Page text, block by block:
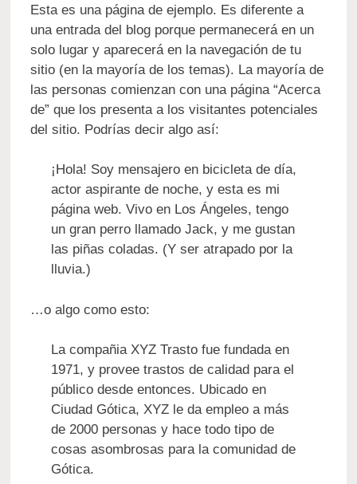
Esta es una página de ejemplo. Es diferente a
una entrada del blog porque permanecerá en un
solo lugar y aparecerá en la navegación de tu
sitio (en la mayoría de los temas). La mayoría de
las personas comienzan con una página “Acerca
de” que los presenta a los visitantes potenciales
del sitio. Podrías decir algo así:
¡Hola! Soy mensajero en bicicleta de día,
actor aspirante de noche, y esta es mi
página web. Vivo en Los Ángeles, tengo
un gran perro llamado Jack, y me gustan
las piñas coladas. (Y ser atrapado por la
lluvia.)
…o algo como esto:
La compañia XYZ Trasto fue fundada en
1971, y provee trastos de calidad para el
público desde entonces. Ubicado en
Ciudad Gótica, XYZ le da empleo a más
de 2000 personas y hace todo tipo de
cosas asombrosas para la comunidad de
Gótica.